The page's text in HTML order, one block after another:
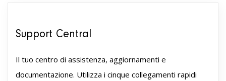
Support Central
Il tuo centro di assistenza, aggiornamenti e
documentazione. Utilizza i cinque collegamenti rapidi